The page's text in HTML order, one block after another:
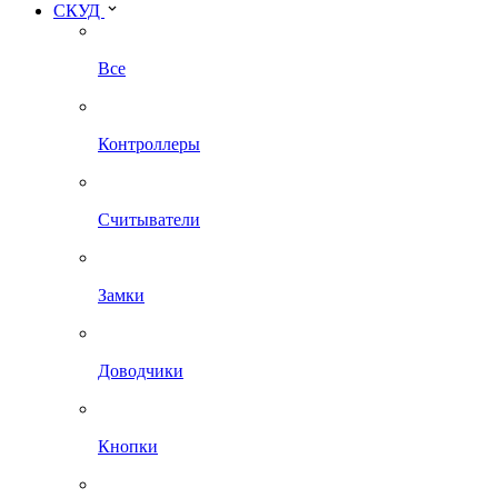
СКУД
Все
Контроллеры
Считыватели
Замки
Доводчики
Кнопки